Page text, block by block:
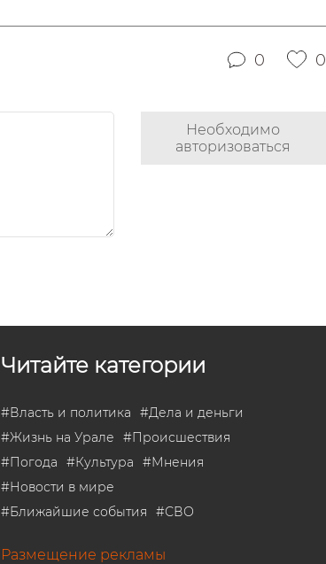
0 0
Необходимо
авторизоваться
Читайте категории
#Власть и политика #Дела и деньги
#Жизнь на Урале #Происшествия
#Погода #Культура #Мнения
#Новости в мире
#Ближайшие события #СВО
Размещение рекламы